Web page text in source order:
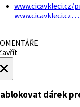
www.cicavkleci.cz/
www.cicavkleci.cz…
dárek